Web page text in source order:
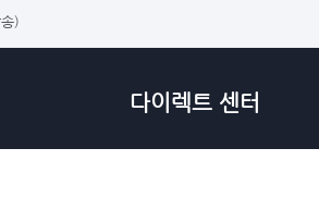
)
다이렉트 센터